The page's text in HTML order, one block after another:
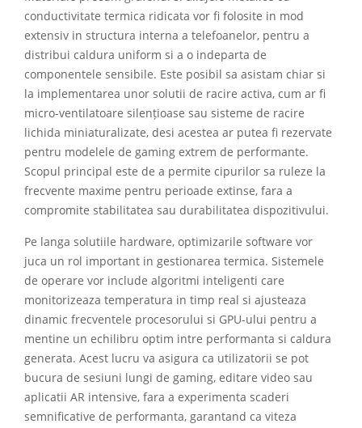
conductivitate termica ridicata vor fi folosite in mod
extensiv in structura interna a telefoanelor, pentru a
distribui caldura uniform si a o indeparta de
componentele sensibile. Este posibil sa asistam chiar si
la implementarea unor solutii de racire activa, cum ar fi
micro-ventilatoare silențioase sau sisteme de racire
lichida miniaturalizate, desi acestea ar putea fi rezervate
pentru modelele de gaming extrem de performante.
Scopul principal este de a permite cipurilor sa ruleze la
frecvente maxime pentru perioade extinse, fara a
compromite stabilitatea sau durabilitatea dispozitivului.
Pe langa solutiile hardware, optimizarile software vor
juca un rol important in gestionarea termica. Sistemele
de operare vor include algoritmi inteligenti care
monitorizeaza temperatura in timp real si ajusteaza
dinamic frecventele procesorului si GPU-ului pentru a
mentine un echilibru optim intre performanta si caldura
generata. Acest lucru va asigura ca utilizatorii se pot
bucura de sesiuni lungi de gaming, editare video sau
aplicatii AR intensive, fara a experimenta scaderi
semnificative de performanta, garantand ca viteza